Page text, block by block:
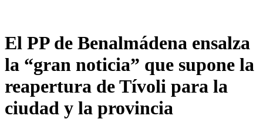
El PP de Benalmádena ensalza
la “gran noticia” que supone la
reapertura de Tívoli para la
ciudad y la provincia